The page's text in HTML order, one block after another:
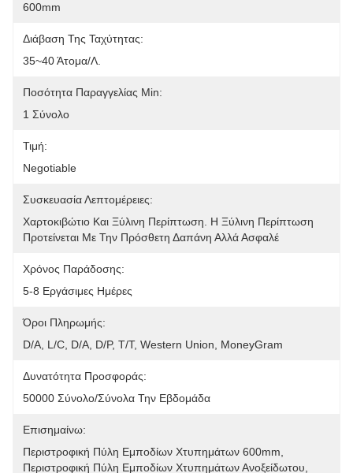
600mm
Διάβαση Της Ταχύτητας:
35~40 Άτομα/λ.
Ποσότητα Παραγγελίας Min:
1 Σύνολο
Τιμή:
Negotiable
Συσκευασία Λεπτομέρειες:
Χαρτοκιβώτιο Και Ξύλινη Περίπτωση. Η Ξύλινη Περίπτωση
Προτείνεται Με Την Πρόσθετη Δαπάνη Αλλά Ασφαλέ
Χρόνος Παράδοσης:
5-8 Εργάσιμες Ημέρες
Όροι Πληρωμής:
D/A, L/C, D/A, D/P, T/T, Western Union, MoneyGram
Δυνατότητα Προσφοράς:
50000 Σύνολο/σύνολα Την Εβδομάδα
Επισημαίνω:
Περιστροφική Πύλη Εμποδίων Χτυπημάτων 600mm
Περιστροφική Πύλη Εμποδίων Χτυπημάτων Ανοξείδωτου